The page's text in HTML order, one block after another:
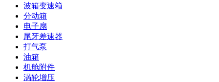
波箱变速箱
分动箱
电子扇
尾牙差速器
打气泵
油箱
机舱附件
涡轮增压